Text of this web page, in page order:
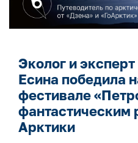
Эколог и
Есина победила
фестивале
фантастическим
Арктики